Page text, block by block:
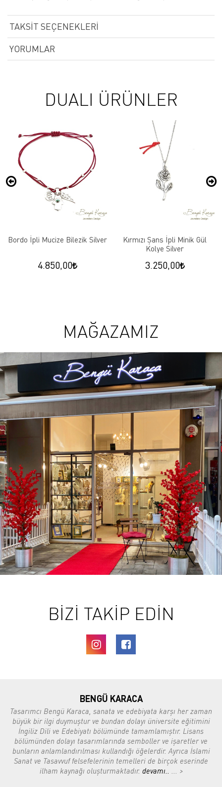
TAKSIT SEÇENEKLERI
YORUMLAR
DUALI ÜRÜNLER
Bordo İpli Mucize Bilezik Silver
4.850,00
Kırmızı Şans İpli Minik Gül
Kolye Silver
3.250,00
MAĞAZAMIZ
BİZİ TAKİP EDİN
BENGÜ KARACA
Tasarımcı Bengü Karaca, sanata ve edebiyata karşı her zaman
büyük bir ilgi duymuştur ve bundan dolayı üniversite eğitimini
İngiliz Dili ve Edebiyatı bölümünde tamamlamıştır. Lisans
bölümünden dolayı tasarımlarında semboller ve işaretler ve
bunların anlamlandırılması kullandığı öğelerdir. Ayrıca İslami
Sanat ve Tasavvuf felsefelerinin temelleri de birçok eserinde
ilham kaynağı oluşturmaktadır. devamı.. ... >